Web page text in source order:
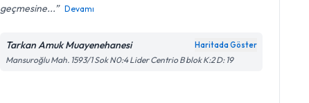
geçmesine...
Devamı
Tarkan Amuk Muayenehanesi Haritada Göster
Mansuroğlu Mah. 1593/1 Sok N0:4 Lider Centrio B blok K:2 D: 19